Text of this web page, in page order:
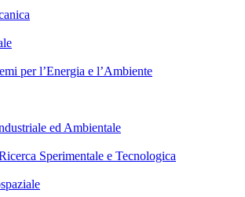
per l’Energia e l’Ambiente
ed Ambientale
Sperimentale e Tecnologica